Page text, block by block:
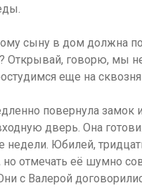
сыну в дом должна
Открывай, говорю, мы
еще на
повернула замок
дверь. Она
недели. Юбилей,
но отмечать её шумно
с Валерой